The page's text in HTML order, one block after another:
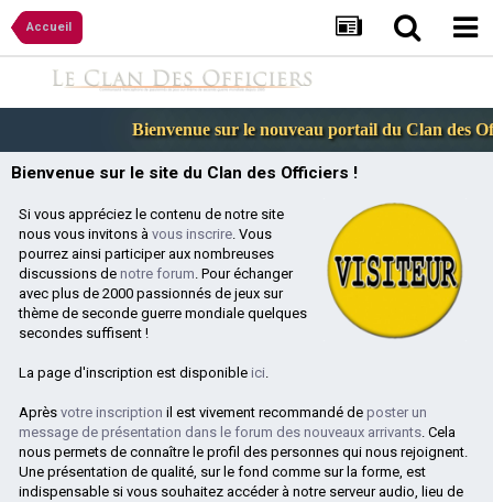
Accueil
Bienvenue sur le nouveau portail du Clan des
Bienvenue sur le site du Clan des Officiers !
Si vous appréciez le contenu de notre site
nous vous invitons à vous inscrire. Vous
pourrez ainsi participer aux nombreuses
discussions de notre forum. Pour échanger
avec plus de 2000 passionnés de jeux sur
thème de seconde guerre mondiale quelques
secondes suffisent !
La page d'inscription est disponible ici.
Après votre inscription il est vivement recommandé de poster un
message de présentation dans le forum des nouveaux arrivants. Cela
nous permets de connaître le profil des personnes qui nous rejoignent.
Une présentation de qualité, sur le fond comme sur la forme, est
indispensable si vous souhaitez accéder à notre serveur audio, lieu de